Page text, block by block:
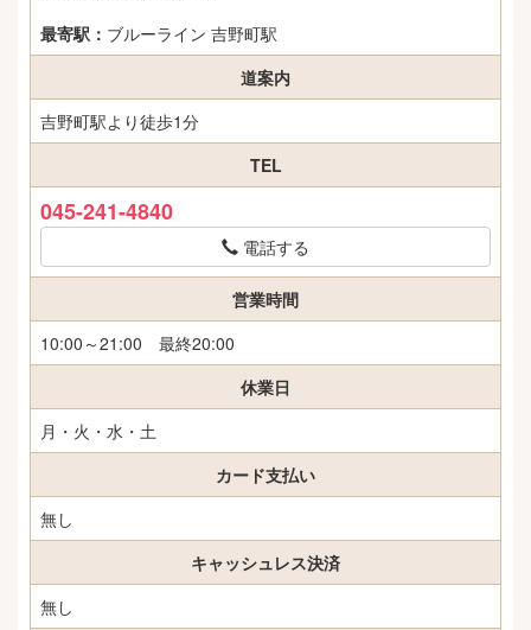
最寄駅： ブルーライン 吉野町駅
道案内
吉野町駅より徒歩1分
TEL
045-241-4840
電話する
営業時間
10:00～21:00 最終20:00
休業日
月・火・水・土
カード支払い
無し
キャッシュレス決済
無し